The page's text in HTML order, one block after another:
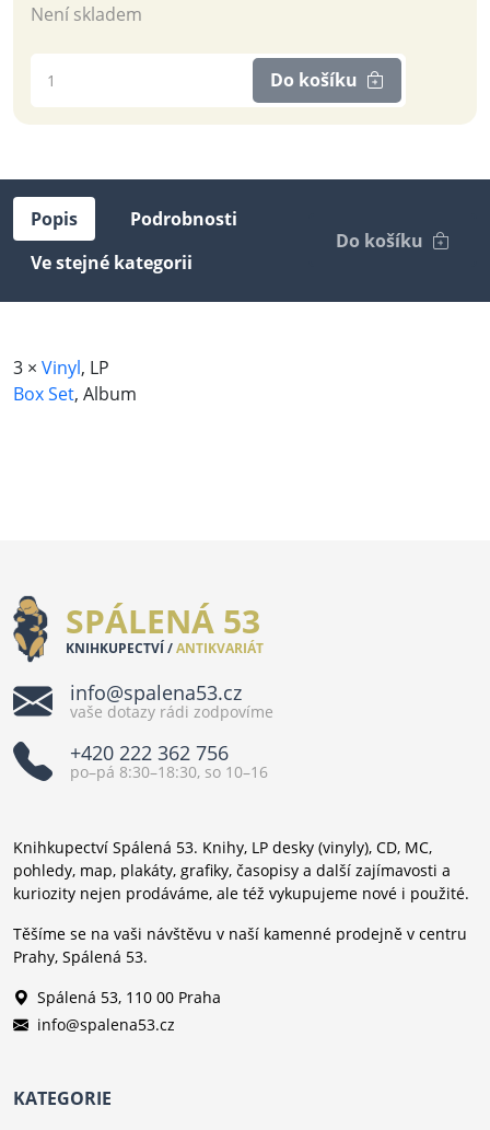
Není skladem
Do košíku
Popis
Podrobnosti
Ve stejné kategorii
Do košíku
3 × Vinyl, LP
Box Set, Album
SPÁLENÁ 53
KNIHKUPECTVÍ /ANTIKVARIÁT
info@spalena53.cz
vaše dotazy rádi zodpovíme
+420 222 362 756
po–pá 8:30–18:30, so 10–16
Knihkupectví Spálená 53. Knihy, LP desky (vinyly), CD, MC,
pohledy, map, plakáty, grafiky, časopisy a další zajímavosti a
kuriozity nejen prodáváme, ale též vykupujeme nové i použité.
Těšíme se na vaši návštěvu v naší kamenné prodejně v centru
Prahy, Spálená 53.
Spálená 53, 110 00 Praha
info@spalena53.cz
KATEGORIE